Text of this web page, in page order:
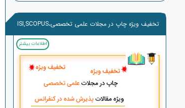
تخفیف ویژه چاپ در مجلات علمی تخصصی،ISI,SCOPUS
اطلاعات بیشتر